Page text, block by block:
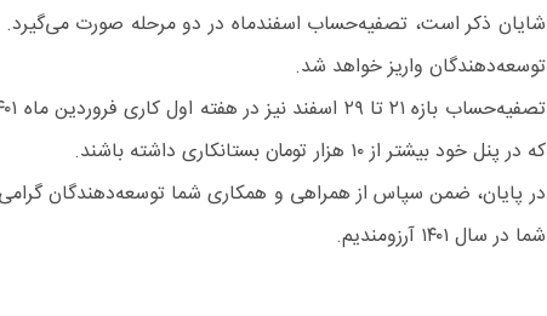
توسعه‌دهندگان واریز خواهد شد.
که در پنل خود بیشتر از ۱۰ هزار تومان بستانکاری داشته‌ باشند.
در پایان، ضمن سپاس از همراهی و همکاری شما توسعه‌دهندگان
شما در سال ۱۴۰۱ آرزومندیم.